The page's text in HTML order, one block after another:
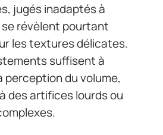
jugés inadaptés à
révèlent pourtant
les textures délicates.
suffisent à
du volume,
des artifices lourds ou